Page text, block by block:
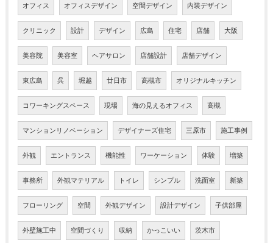
オフィス オフィスデザイン 空間デザイン 内装デザイン
クリニック 設計 デザイン 広島 住宅 店舗 大阪
美容院 美容室 ヘアサロン 店舗設計 店舗デザイン
東広島 呉 堀越 廿日市 高槻市 オリジナルキッチン
コワーキングスペース 現場 海の見えるオフィス 高槻
マンションリノベーション デザイナーズ住宅 三原市 施工事例
外観 エントランス 機能性 ワーケーション 体験 増築
事務所 外観マテリアル トイレ シンプル 洗面室 新築
フローリング 空間 外観デザイン 設計デザイン 子供部屋
外壁施工中 空間づくり 収納 かっこいい 茨木市